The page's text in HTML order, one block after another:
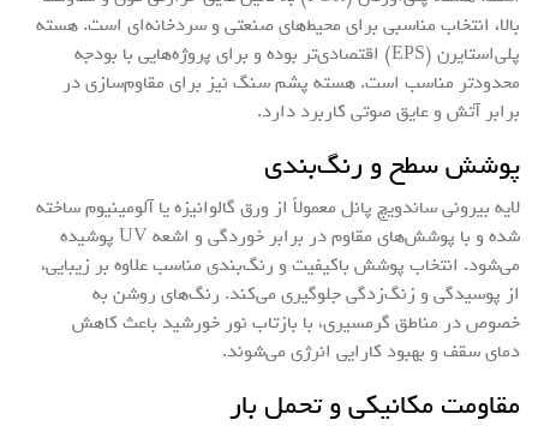
بالا، انتخاب مناسبی برای محیط‌های صنعتی و سردخانه‌ای است. هسته
پلی‌استایرن (EPS) اقتصادی‌تر بوده و برای پروژه‌هایی با بودجه
محدودتر مناسب است. هسته پشم سنگ نیز برای مقاوم‌سازی در
برابر آتش و عایق صوتی کاربرد دارد.
پوشش سطح و رنگ‌بندی
لایه بیرونی ساندویچ پانل معمولاً از ورق گالوانیزه یا آلومینیوم ساخته
شده و با پوشش‌های مقاوم در برابر خوردگی و اشعه UV پوشیده
می‌شود. انتخاب پوشش باکیفیت و رنگ‌بندی مناسب علاوه بر زیبایی،
از پوسیدگی و زنگ‌زدگی جلوگیری می‌کند. رنگ‌های روشن به
خصوص در مناطق گرمسیری، با بازتاب نور خورشید باعث کاهش
دمای سقف و بهبود کارایی انرژی می‌شوند.
مقاومت مکانیکی و تحمل بار